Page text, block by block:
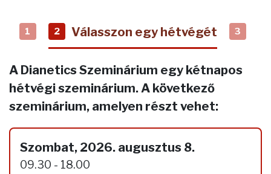
1 2 Válasszon egy hétvégét 3
A Dianetics Szeminárium egy kétnapos
hétvégi szeminárium. A következő
szeminárium, amelyen részt vehet:
Szombat, 2026. augusztus 8.
09.30 - 18.00